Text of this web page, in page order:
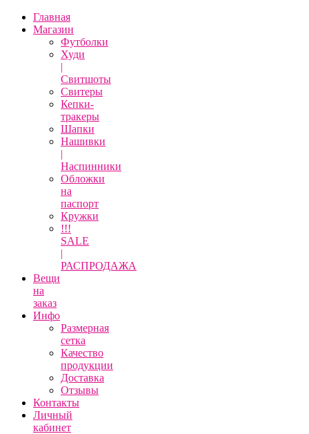
Главная
Магазин
Футболки
Худи
|
Свитшоты
Свитеры
Кепки-
тракеры
Шапки
Нашивки
|
Наспинники
Обложки
на
паспорт
Кружки
!!!
SALE
|
РАСПРОДАЖА
Вещи
на
заказ
Инфо
Размерная
сетка
Качество
продукции
Доставка
Отзывы
Контакты
Личный
кабинет